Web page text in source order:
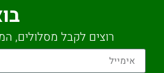
רוצים לקבל מסלולים,